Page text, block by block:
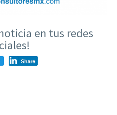
en tus redes
Share